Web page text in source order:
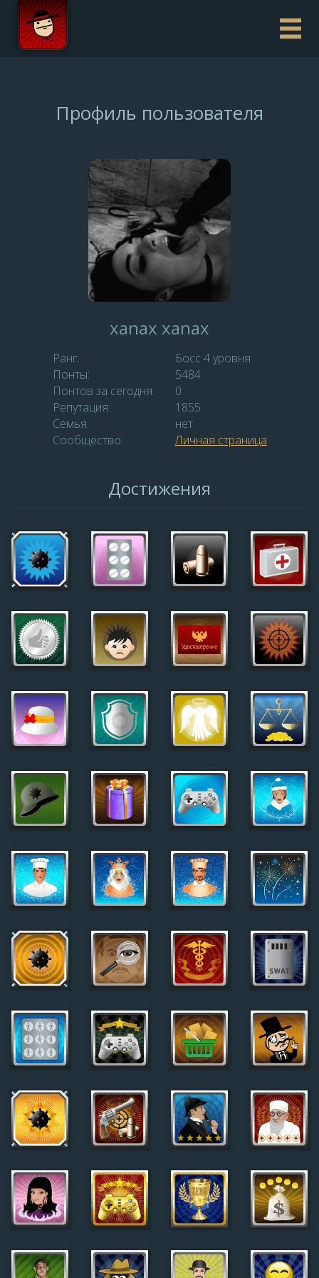
Профиль пользователя
xanax xanax
Ранг:
Босс 4 уровня
Понты:
5484
Понтов за сегодня:
0
Репутация:
1855
Семья:
нет
Сообщество:
Личная страница
Достижения